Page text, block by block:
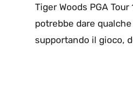
Tiger Woods PGA Tour
potrebbe dare
supportando il gioco,